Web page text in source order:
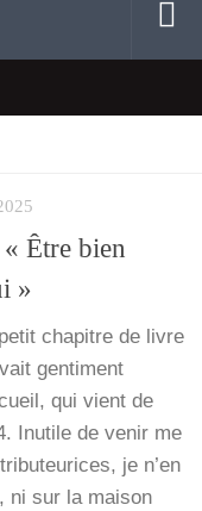
Être bien
»
cha­pitre de livre
gen­ti­ment
qui vient de
Inutile de venir me
je n’en
ni sur la mai­son